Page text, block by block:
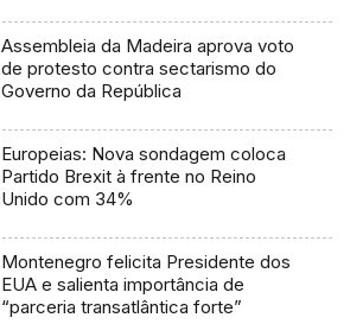
Assembleia da Madeira aprova voto
de protesto contra sectarismo do
Governo da República
Europeias: Nova sondagem coloca
Partido Brexit à frente no Reino
Unido com 34%
Montenegro felicita Presidente dos
EUA e salienta importância de
“parceria transatlântica forte”